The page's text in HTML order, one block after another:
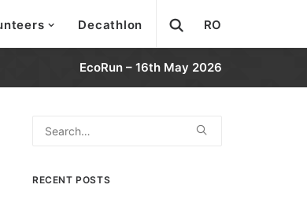
Decathlon RO
EcoRun – 16th May 2026
RECENT POSTS